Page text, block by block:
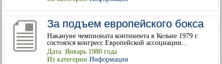
За подъем европейского бокса
Накануне чемпионата континента в Кельне 1979 г.
состоялся конгресс Европейской ассоциации...
Дата: Январь 1980 года
Из категории Информация